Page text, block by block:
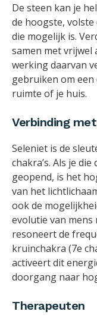
De steen kan je
de hoogste,
die mogelijk is.
samen met vrijwel
werking daarvan
gebruiken om
ruimte of je huis.
Verbinding
Seleniet is de
chakra’s. Als je
geopend, is het
van het
ook de
evolutie van mens
resoneert de
kruinchakra (7e
activeert dit
doorgang naar
Therapeuten